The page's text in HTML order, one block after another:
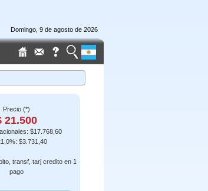
Domingo, 9 de agosto de 2026
Precio (*)
21.500
$17.768,60
$3.731,40
transf, tarj credito en 1
pago